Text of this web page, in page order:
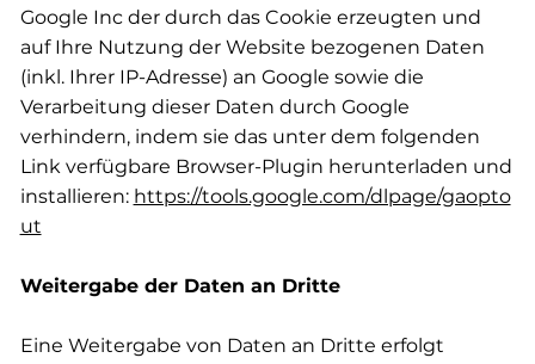
Google Inc der durch das Cookie erzeugten und
auf Ihre Nutzung der Website bezogenen Daten
(inkl. Ihrer IP-Adresse) an Google sowie die
Verarbeitung dieser Daten durch Google
verhindern, indem sie das unter dem folgenden
Link verfügbare Browser-Plugin herunterladen und
installieren: https://tools.google.com/dlpage/gaopto
ut
Weitergabe der Daten an Dritte
Eine Weitergabe von Daten an Dritte erfolgt